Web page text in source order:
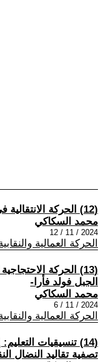
(12) الحركة الانتقالية في قطاع التعليم بالمغرب
محمد السكاكي
2024 / 11 / 12
الحركة العمالية
(13) الحركة
الجبل فولد فأرا-
محمد السكاكي
2024 / 11 / 6
الحركة العمالية
(14) تنسيقيات
تصفية تقاليد النضال